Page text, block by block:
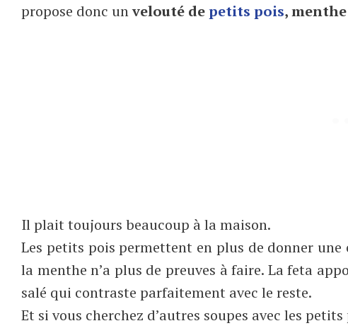
propose donc unvelouté depetits pois,
Il plait toujours beaucoup à la maison.
Les petits pois permettent en plus de donner
la menthe n’a plus de preuves à faire. La feta
salé qui contraste parfaitement avec le reste.
Et si vous cherchez d’autres soupes avec les